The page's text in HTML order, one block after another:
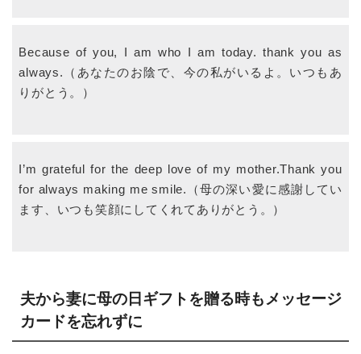
Because of you, I am who I am today. thank you as
always.（あなたのお陰で、今の私がいるよ。いつもあ
りがとう。）
I’m grateful for the deep love of my mother.Thank you
for always making me smile.（母の深い愛に感謝してい
ます、いつも笑顔にしてくれてありがとう。）
夫から妻に母の日ギフトを贈る時もメッセージ
カードを忘れずに